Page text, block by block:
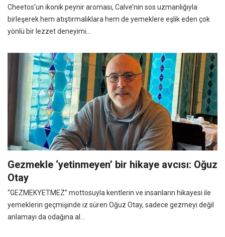
Cheetos’un ikonik peynir aroması, Calve’nin sos uzmanlığıyla
birleşerek hem atıştırmalıklara hem de yemeklere eşlik eden çok
yönlü bir lezzet deneyimi...
Gezmekle ‘yetinmeyen’ bir hikaye avcısı: Oğuz
Otay
“GEZMEKYETMEZ” mottosuyla kentlerin ve insanların hikayesi ile
yemeklerin geçmişinde iz süren Oğuz Otay, sadece gezmeyi değil
anlamayı da odağına al...